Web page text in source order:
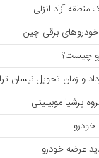
منطقه آزاد انزلی
چیست؟
و زمان تحویل نیسان
پرشیا موبیلیتی
خودرو
عرضه خودرو